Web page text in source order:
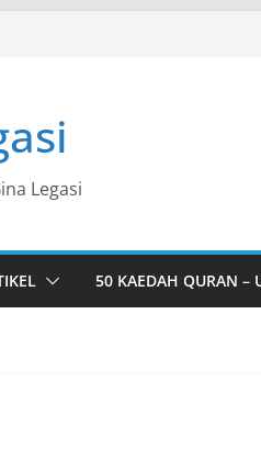
Legasi
50 KAEDAH QURAN –